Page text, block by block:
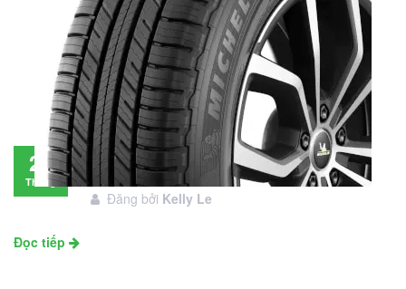
28
Tháng
Đánh giá lốp Michelin Primacy SUV: Đáng
đầu tư không?
Đăng bởi Kelly Le
Đọc tiếp